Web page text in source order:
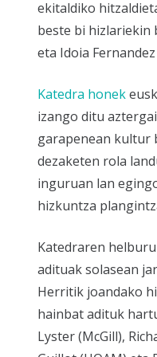
ekitaldiko
beste bi hizlariekin
eta Idoia
Katedra honek
izango ditu
garapenean kultur
dezaketen rola
inguruan lan
hizkuntza
Katedraren
adituak solasean
Herritik joandako
hainbat adituk
Lyster (McGill),